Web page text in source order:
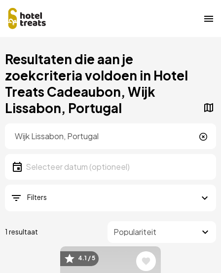
naar
hoofdinhoud
Resultaten die aan je
zoekcriteria voldoen in Hotel
Treats Cadeaubon, Wijk
Lissabon, Portugal
Datum
Selecteer een datum
Filters
1 resultaat
Afbeelding
4.1 / 5